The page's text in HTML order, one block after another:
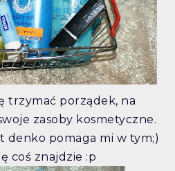
trzymać porządek, na
zasoby kosmetyczne.
denko pomaga mi w tym;)
coś znajdzie :p